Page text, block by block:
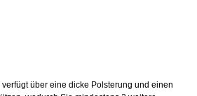
über eine dicke Polsterung und einen